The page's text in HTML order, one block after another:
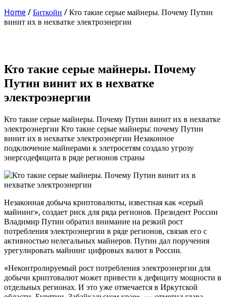
Home / Биткойн / Кто такие серые майнеры. Почему Путин
винит их в нехватке электроэнергии
Кто такие серые майнеры. Почему
Путин винит их в нехватке
электроэнергии
Кто такие серые майнеры. Почему Путин винит их в нехватке
электроэнергии Кто такие серые майнеры: почему Путин
винит их в нехватке электроэнергии Незаконное
подключение майнерами к элетросетям создало угрозу
энергодефицита в ряде регионов страны
Незаконная добыча криптовалюты, известная как «серый
майнинг», создает риск для ряда регионов. Президент России
Владимир Путин обратил внимание на резкий рост
потребления электроэнергии в ряде регионов, связав его с
активностью нелегальных майнеров. Путин дал поручения
урегулировать майнинг цифровых валют в России.
«Неконтролируемый рост потребления электроэнергии для
добычи криптовалют может привести к дефициту мощности в
отдельных регионах. И это уже отмечается в Иркутской